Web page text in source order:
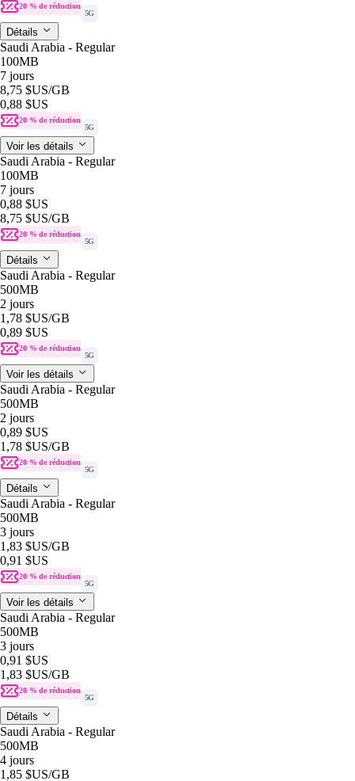
20 % de réduction
5G
Détails
Saudi Arabia - Regular
100MB
7 jours
8,75 $US/GB
0,88 $US
20 % de réduction
5G
Voir les détails
Saudi Arabia - Regular
100MB
7 jours
0,88 $US
8,75 $US/GB
20 % de réduction
5G
Détails
Saudi Arabia - Regular
500MB
2 jours
1,78 $US/GB
0,89 $US
20 % de réduction
5G
Voir les détails
Saudi Arabia - Regular
500MB
2 jours
0,89 $US
1,78 $US/GB
20 % de réduction
5G
Détails
Saudi Arabia - Regular
500MB
3 jours
1,83 $US/GB
0,91 $US
20 % de réduction
5G
Voir les détails
Saudi Arabia - Regular
500MB
3 jours
0,91 $US
1,83 $US/GB
20 % de réduction
5G
Détails
Saudi Arabia - Regular
500MB
4 jours
1,85 $US/GB